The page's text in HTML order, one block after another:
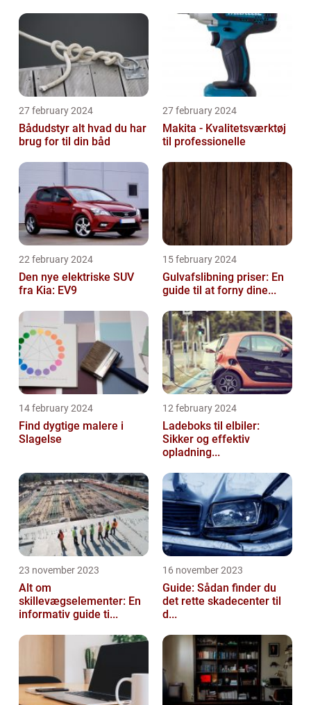
27 february 2024
Bådudstyr alt hvad du har
brug for til din båd
27 february 2024
Makita - Kvalitetsværktøj
til professionelle
22 february 2024
Den nye elektriske SUV
fra Kia: EV9
15 february 2024
Gulvafslibning priser: En
guide til at forny dine...
14 february 2024
Find dygtige malere i
Slagelse
12 february 2024
Ladeboks til elbiler:
Sikker og effektiv
opladning...
23 november 2023
Alt om
skillevægselementer: En
informativ guide ti...
16 november 2023
Guide: Sådan finder du
det rette skadecenter til
d...